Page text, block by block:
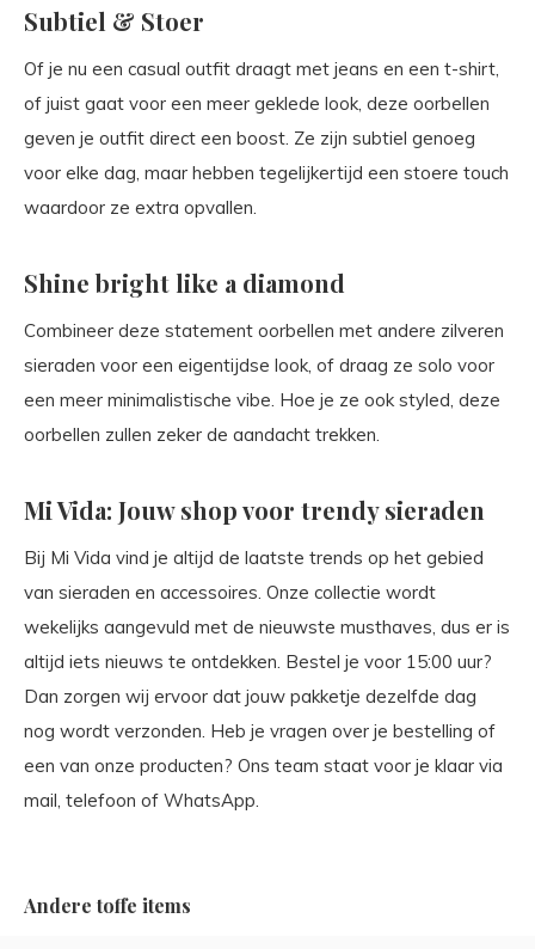
Subtiel & Stoer
Of je nu een casual outfit draagt met jeans en een t-shirt,
of juist gaat voor een meer geklede look, deze oorbellen
geven je outfit direct een boost. Ze zijn subtiel genoeg
voor elke dag, maar hebben tegelijkertijd een stoere touch
waardoor ze extra opvallen.
Shine bright like a diamond
Combineer deze statement oorbellen met andere zilveren
sieraden voor een eigentijdse look, of draag ze solo voor
een meer minimalistische vibe. Hoe je ze ook styled, deze
oorbellen zullen zeker de aandacht trekken.
Mi Vida: Jouw shop voor trendy sieraden
Bij Mi Vida vind je altijd de laatste trends op het gebied
van sieraden en accessoires. Onze collectie wordt
wekelijks aangevuld met de nieuwste musthaves, dus er is
altijd iets nieuws te ontdekken. Bestel je voor 15:00 uur?
Dan zorgen wij ervoor dat jouw pakketje dezelfde dag
nog wordt verzonden. Heb je vragen over je bestelling of
een van onze producten? Ons team staat voor je klaar via
mail, telefoon of WhatsApp.
Andere toffe items